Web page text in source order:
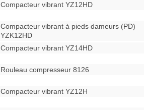
Compacteur vibrant YZ12HD
Compacteur vibrant à pieds dameurs (PD)
YZK12HD
Compacteur vibrant YZ14HD
Rouleau compresseur 8126
Compacteur vibrant YZ12H